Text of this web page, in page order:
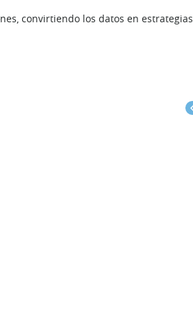
convirtiendo los datos en estrategias